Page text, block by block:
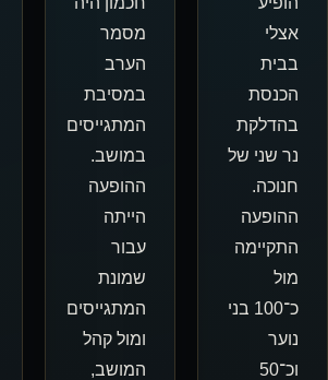
מסמר
הערב
במסיבת
המתגייסים
במושב.
ההופעה
הייתה
עבור
שמונת
המתגייסים
ומול קהל
המושב,
בחום על
המופע
של עידן.
עידן הוזמן
להופיע
ביום
משפחות
שכולות
והדלקת
נר חנוכה
של
חטיבת